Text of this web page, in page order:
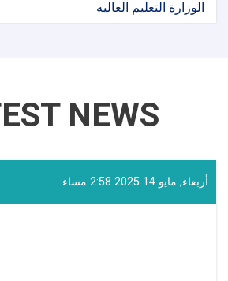
الوزارة التعلیم العالیه
NEWS
أربعاء, مايو 14 2025 2:58 مساء